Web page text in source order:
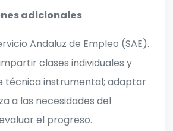
adicionales
Andaluz de Empleo (SAE).
clases individuales y
técnica instrumental; adaptar
a las necesidades del
el progreso.